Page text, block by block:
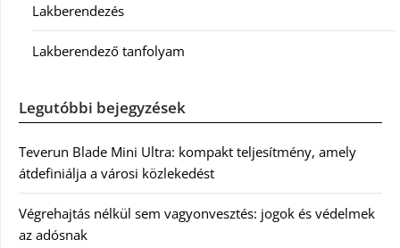
Lakberendezés
Lakberendező tanfolyam
Legutóbbi bejegyzések
Teverun Blade Mini Ultra: kompakt teljesítmény, amely
átdefiniálja a városi közlekedést
Végrehajtás nélkül sem vagyonvesztés: jogok és védelmek
az adósnak